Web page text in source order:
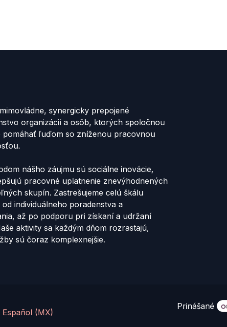
synergicky prepojené
organizácií a osôb, ktorých spoločnou
pomáhať ľuďom so zníženou pracovnou
nášho záujmu sú sociálne inovácie,
pracovné uplatnenie znevýhodnených
skupín. Zastrešujeme celú škálu
individuálneho poradenstva a
až po podporu pri získaní a udržaní
aktivity sa každým dňom rozrastajú,
sú čoraz komplexnejšie.
Español (MX)
Prinášané